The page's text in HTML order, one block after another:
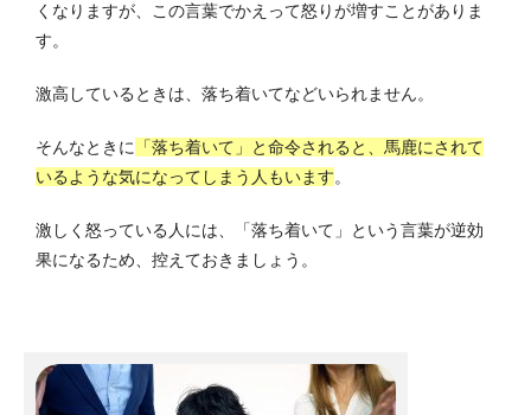
くなりますが、この言葉でかえって怒りが増すことがありま
す。
激高しているときは、落ち着いてなどいられません。
そんなときに 「落ち着いて」と命令されると、馬鹿にされて
いるような気になってしまう人もいます。
激しく怒っている人には、「落ち着いて」という言葉が逆効
果になるため、控えておきましょう。